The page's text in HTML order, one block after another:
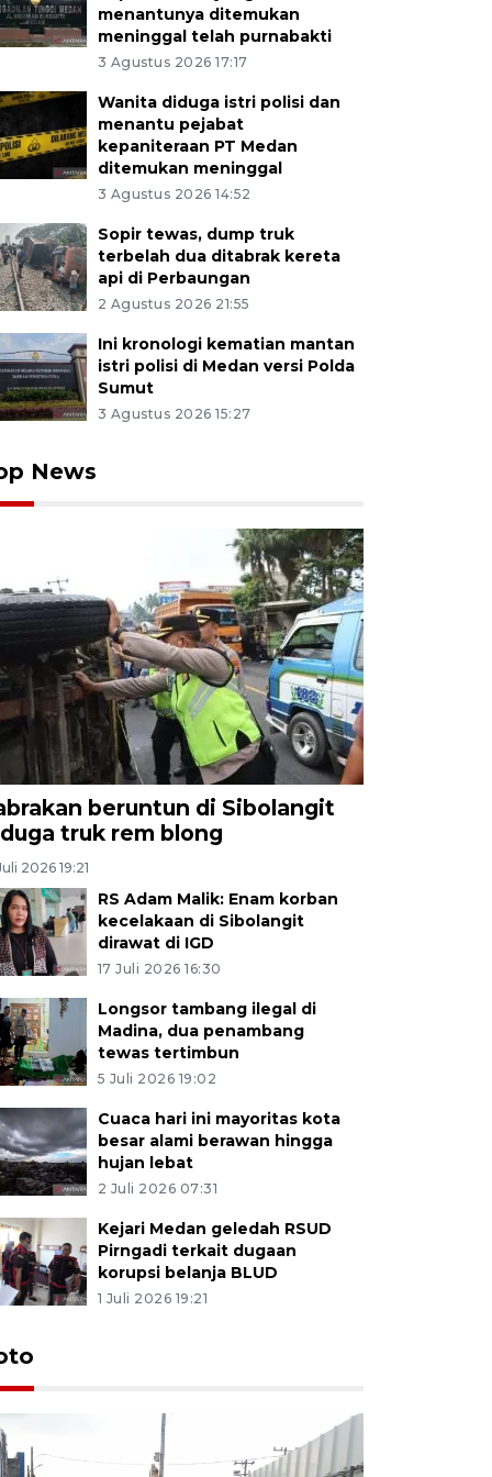
menantunya ditemukan
meninggal telah purnabakti
3 Agustus 2026 17:17
Wanita diduga istri polisi dan
menantu pejabat
kepaniteraan PT Medan
ditemukan meninggal
3 Agustus 2026 14:52
Sopir tewas, dump truk
terbelah dua ditabrak kereta
api di Perbaungan
2 Agustus 2026 21:55
Ini kronologi kematian mantan
istri polisi di Medan versi Polda
Sumut
3 Agustus 2026 15:27
News
beruntun di Sibolangit
truk rem blong
2026 19:21
RS Adam Malik: Enam korban
kecelakaan di Sibolangit
dirawat di IGD
17 Juli 2026 16:30
Longsor tambang ilegal di
Madina, dua penambang
tewas tertimbun
5 Juli 2026 19:02
Cuaca hari ini mayoritas kota
besar alami berawan hingga
hujan lebat
2 Juli 2026 07:31
Kejari Medan geledah RSUD
Pirngadi terkait dugaan
korupsi belanja BLUD
1 Juli 2026 19:21